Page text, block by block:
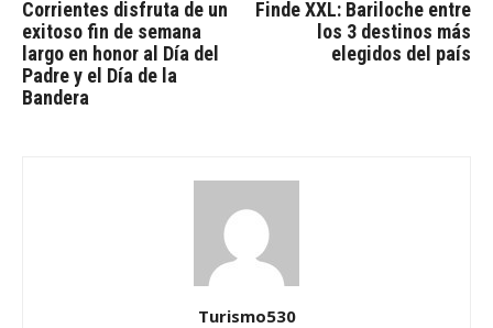
Corrientes disfruta de un
exitoso fin de semana
largo en honor al Día del
Padre y el Día de la
Bandera
Finde XXL: Bariloche entre
los 3 destinos más
elegidos del país
Turismo530